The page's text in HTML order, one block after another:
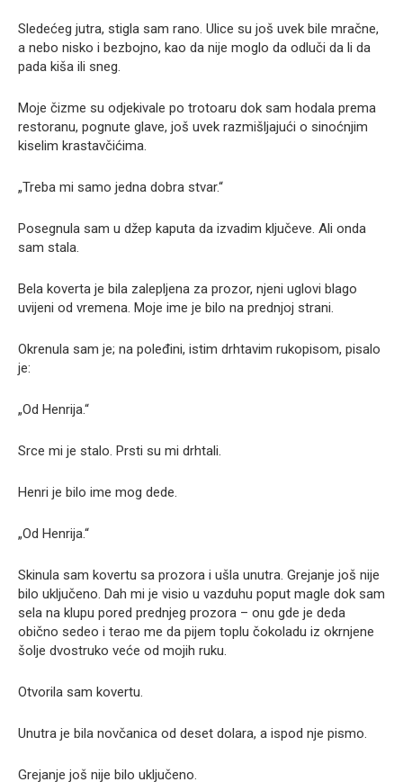
Sledećeg jutra, stigla sam rano. Ulice su još uvek bile mračne,
a nebo nisko i bezbojno, kao da nije moglo da odluči da li da
pada kiša ili sneg.
Moje čizme su odjekivale po trotoaru dok sam hodala prema
restoranu, pognute glave, još uvek razmišljajući o sinoćnjim
kiselim krastavčićima.
„Treba mi samo jedna dobra stvar.“
Posegnula sam u džep kaputa da izvadim ključeve. Ali onda
sam stala.
Bela koverta je bila zalepljena za prozor, njeni uglovi blago
uvijeni od vremena. Moje ime je bilo na prednjoj strani.
Okrenula sam je; na poleđini, istim drhtavim rukopisom, pisalo
je:
„Od Henrija.“
Srce mi je stalo. Prsti su mi drhtali.
Henri je bilo ime mog dede.
„Od Henrija.“
Skinula sam kovertu sa prozora i ušla unutra. Grejanje još nije
bilo uključeno. Dah mi je visio u vazduhu poput magle dok sam
sela na klupu pored prednjeg prozora – onu gde je deda
obično sedeo i terao me da pijem toplu čokoladu iz okrnjene
šolje dvostruko veće od mojih ruku.
Otvorila sam kovertu.
Unutra je bila novčanica od deset dolara, a ispod nje pismo.
Grejanje još nije bilo uključeno.